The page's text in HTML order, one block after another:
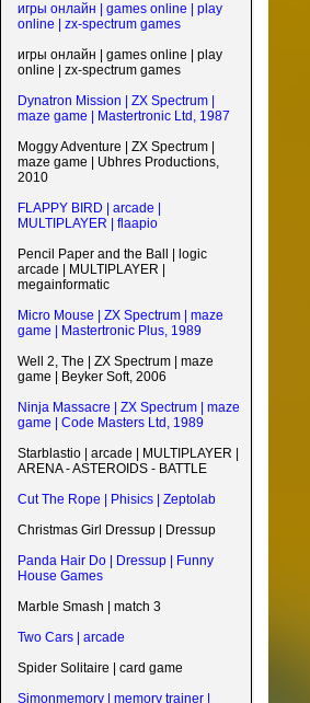
игры онлайн | games online | play
online | zx-spectrum games
игры онлайн | games online | play
online | zx-spectrum games
Dynatron Mission | ZX Spectrum |
maze game | Mastertronic Ltd, 1987
Moggy Adventure | ZX Spectrum |
maze game | Ubhres Productions,
2010
FLAPPY BIRD | arcade |
MULTIPLAYER | flaapio
Pencil Paper and the Ball | logic
arcade | MULTIPLAYER |
megainformatic
Micro Mouse | ZX Spectrum | maze
game | Mastertronic Plus, 1989
Well 2, The | ZX Spectrum | maze
game | Beyker Soft, 2006
Ninja Massacre | ZX Spectrum | maze
game | Code Masters Ltd, 1989
Starblastio | arcade | MULTIPLAYER |
ARENA - ASTEROIDS - BATTLE
Cut The Rope | Phisics | Zeptolab
Christmas Girl Dressup | Dressup
Panda Hair Do | Dressup | Funny
House Games
Marble Smash | match 3
Two Cars | arcade
Spider Solitaire | card game
Simonmemory | memory trainer |